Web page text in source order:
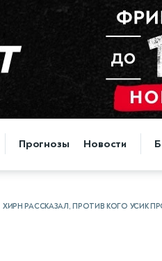
Прогнозы Новости
ХИРН РАССКАЗАЛ, ПРОТИВ КОГО УСИК